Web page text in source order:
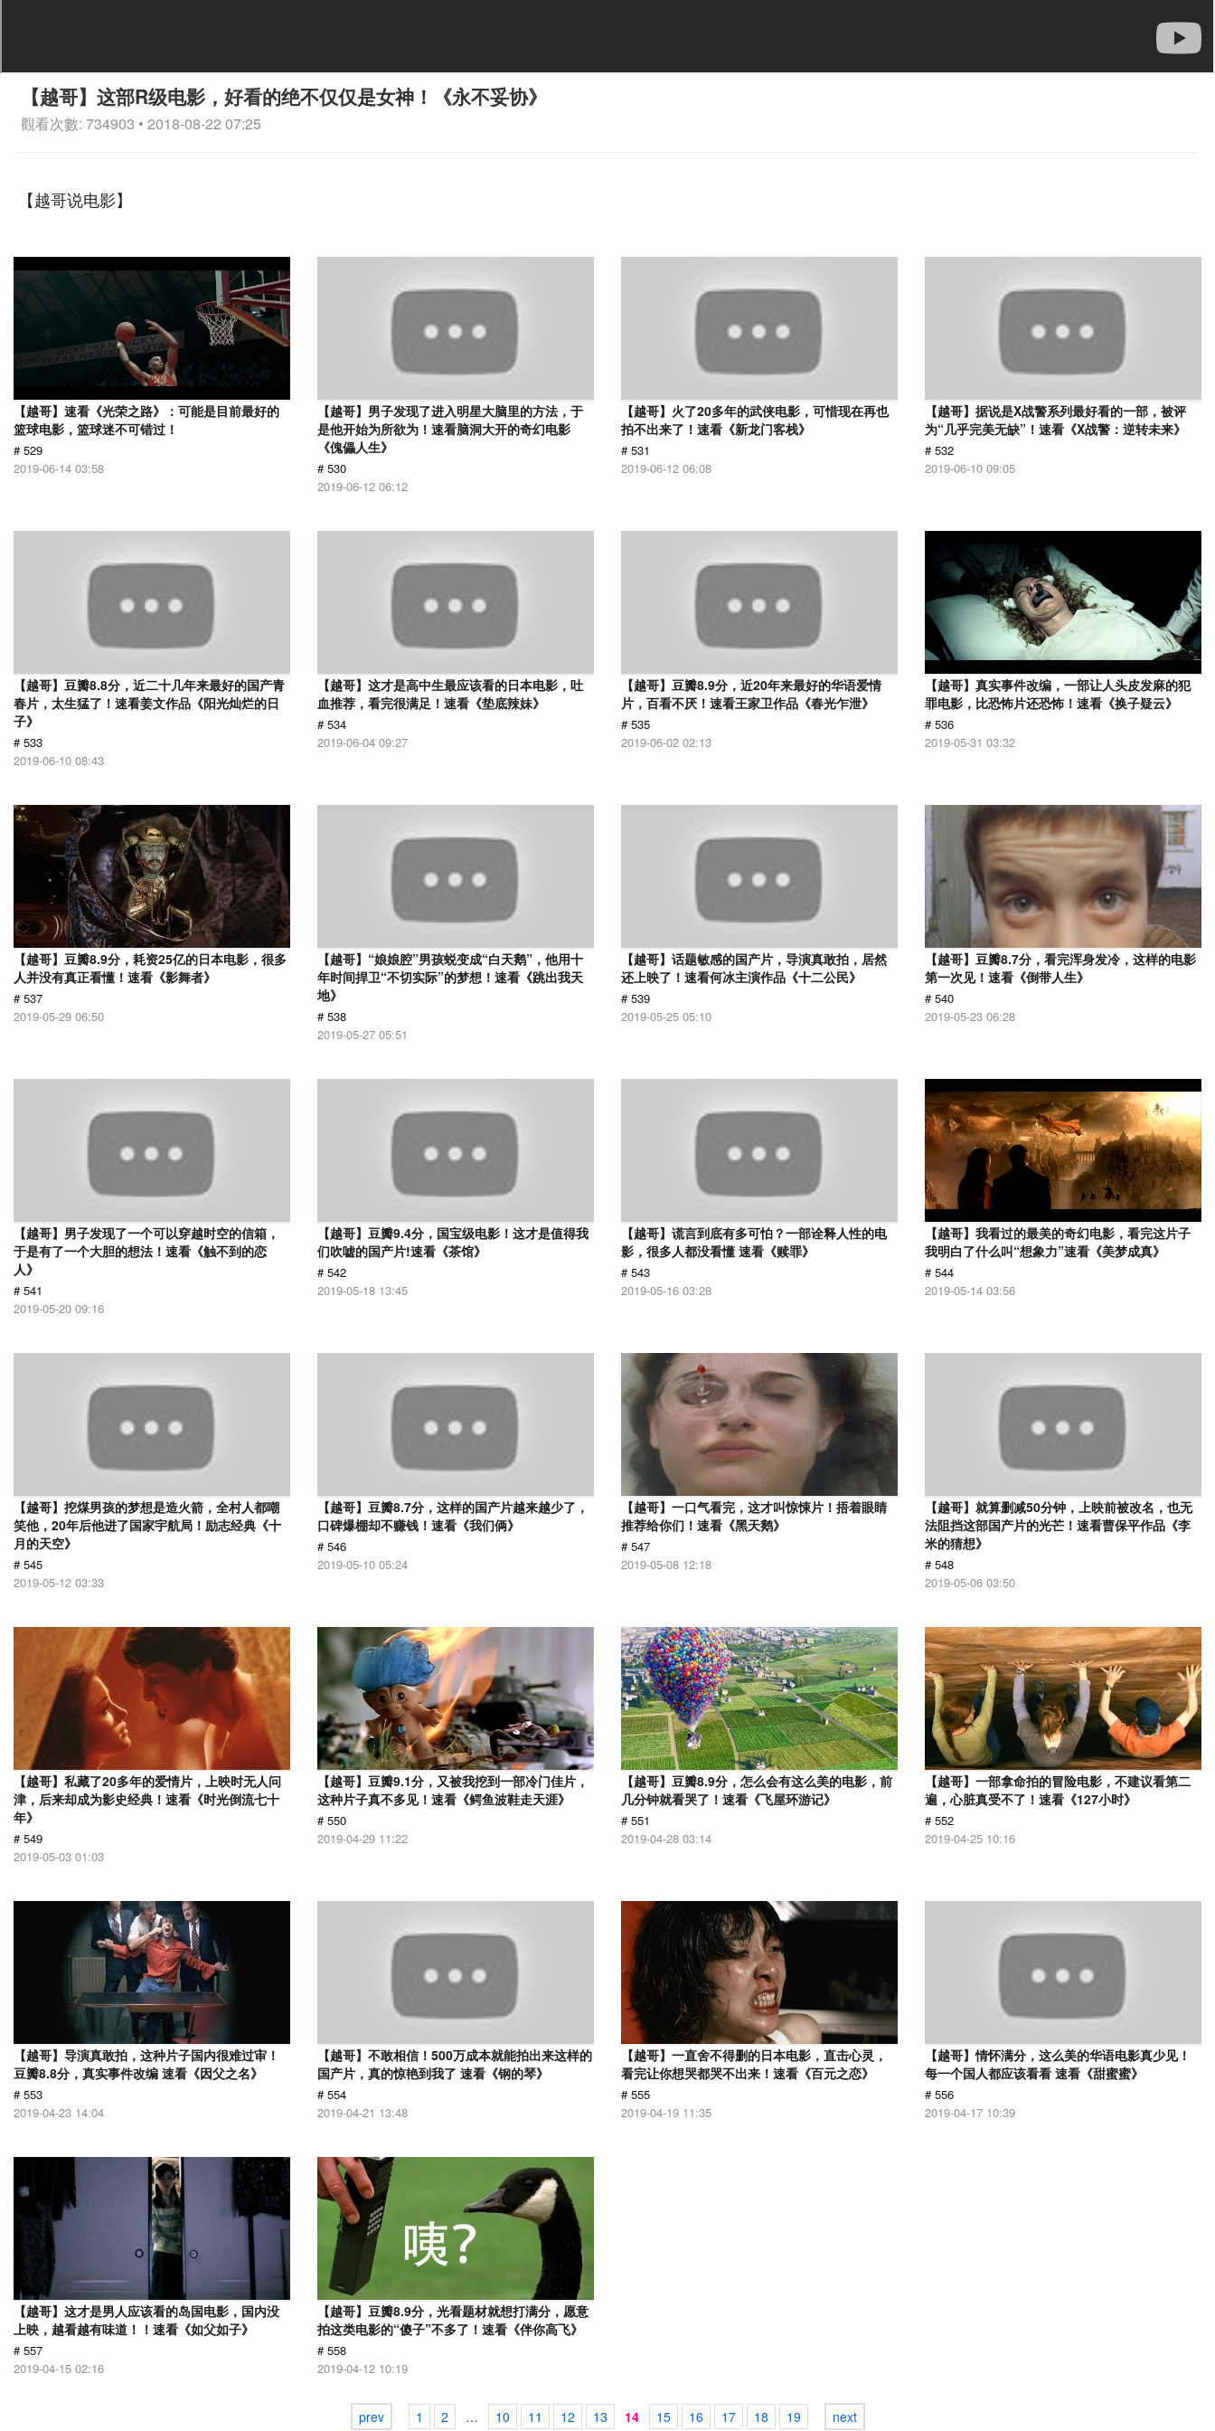
【越哥】这部R级电影，好看的绝不仅仅是女神！《永不妥协》
觀看次數: 734903 • 2018-08-22 07:25
【越哥说电影】
【越哥】速看《光荣之路》：可能是目前最好的
篮球电影，篮球迷不可错过！
# 529
2019-06-14 03:58
【越哥】男子发现了进入明星大脑里的方法，于
是他开始为所欲为！速看脑洞大开的奇幻电影
《傀儡人生》
# 530
2019-06-12 06:12
【越哥】火了20多年的武侠电影，可惜现在再也
拍不出来了！速看《新龙门客栈》
# 531
2019-06-12 06:08
【越哥】据说是X战警系列最好看的一部，被评
为“几乎完美无缺”！速看《X战警：逆转未来》
# 532
2019-06-10 09:05
【越哥】豆瓣8.8分，近二十几年来最好的国产青
春片，太生猛了！速看姜文作品《阳光灿烂的日
子》
# 533
2019-06-10 08:43
【越哥】这才是高中生最应该看的日本电影，吐
血推荐，看完很满足！速看《垫底辣妹》
# 534
2019-06-04 09:27
【越哥】豆瓣8.9分，近20年来最好的华语爱情
片，百看不厌！速看王家卫作品《春光乍泄》
# 535
2019-06-02 02:13
【越哥】真实事件改编，一部让人头皮发麻的犯
罪电影，比恐怖片还恐怖！速看《换子疑云》
# 536
2019-05-31 03:32
【越哥】豆瓣8.9分，耗资25亿的日本电影，很多
人并没有真正看懂！速看《影舞者》
# 537
2019-05-29 06:50
【越哥】“娘娘腔”男孩蜕变成“白天鹅”，他用十
年时间捍卫“不切实际”的梦想！速看《跳出我天
地》
# 538
2019-05-27 05:51
【越哥】话题敏感的国产片，导演真敢拍，居然
还上映了！速看何冰主演作品《十二公民》
# 539
2019-05-25 05:10
【越哥】豆瓣8.7分，看完浑身发冷，这样的电影
第一次见！速看《倒带人生》
# 540
2019-05-23 06:28
【越哥】男子发现了一个可以穿越时空的信箱，
于是有了一个大胆的想法！速看《触不到的恋
人》
# 541
2019-05-20 09:16
【越哥】豆瓣9.4分，国宝级电影！这才是值得我
们吹嘘的国产片!速看《茶馆》
# 542
2019-05-18 13:45
【越哥】谎言到底有多可怕？一部诠释人性的电
影，很多人都没看懂 速看《赎罪》
# 543
2019-05-16 03:28
【越哥】我看过的最美的奇幻电影，看完这片子
我明白了什么叫“想象力”速看《美梦成真》
# 544
2019-05-14 03:56
【越哥】挖煤男孩的梦想是造火箭，全村人都嘲
笑他，20年后他进了国家宇航局！励志经典《十
月的天空》
# 545
2019-05-12 03:33
【越哥】豆瓣8.7分，这样的国产片越来越少了，
口碑爆棚却不赚钱！速看《我们俩》
# 546
2019-05-10 05:24
【越哥】一口气看完，这才叫惊悚片！捂着眼睛
推荐给你们！速看《黑天鹅》
# 547
2019-05-08 12:18
【越哥】就算删减50分钟，上映前被改名，也无
法阻挡这部国产片的光芒！速看曹保平作品《李
米的猜想》
# 548
2019-05-06 03:50
【越哥】私藏了20多年的爱情片，上映时无人问
津，后来却成为影史经典！速看《时光倒流七十
年》
# 549
2019-05-03 01:03
【越哥】豆瓣9.1分，又被我挖到一部冷门佳片，
这种片子真不多见！速看《鳄鱼波鞋走天涯》
# 550
2019-04-29 11:22
【越哥】豆瓣8.9分，怎么会有这么美的电影，前
几分钟就看哭了！速看《飞屋环游记》
# 551
2019-04-28 03:14
【越哥】一部拿命拍的冒险电影，不建议看第二
遍，心脏真受不了！速看《127小时》
# 552
2019-04-25 10:16
【越哥】导演真敢拍，这种片子国内很难过审！
豆瓣8.8分，真实事件改编 速看《因父之名》
# 553
2019-04-23 14:04
【越哥】不敢相信！500万成本就能拍出来这样的
国产片，真的惊艳到我了 速看《钢的琴》
# 554
2019-04-21 13:48
【越哥】一直舍不得删的日本电影，直击心灵，
看完让你想哭都哭不出来！速看《百元之恋》
# 555
2019-04-19 11:35
【越哥】情怀满分，这么美的华语电影真少见！
每一个国人都应该看看 速看《甜蜜蜜》
# 556
2019-04-17 10:39
【越哥】这才是男人应该看的岛国电影，国内没
上映，越看越有味道！！速看《如父如子》
# 557
2019-04-15 02:16
【越哥】豆瓣8.9分，光看题材就想打满分，愿意
拍这类电影的“傻子”不多了！速看《伴你高飞》
# 558
2019-04-12 10:19
prev 1 2 … 10 11 12 13 14 15 16 17 18 19 next